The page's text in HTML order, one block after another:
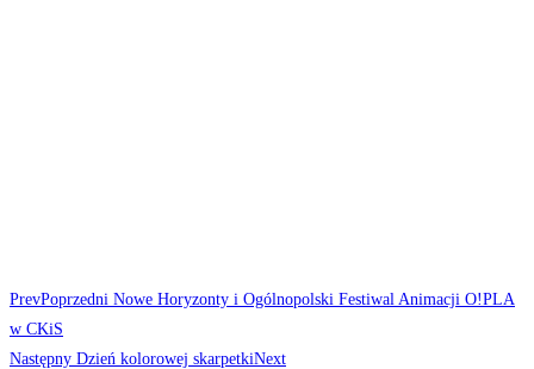
PrevPoprzedni Nowe Horyzonty i Ogólnopolski Festiwal Animacji O!PLA
w CKiS
Następny Dzień kolorowej skarpetkiNext